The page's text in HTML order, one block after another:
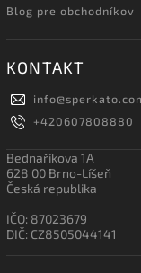
Blog pre obchodníkov
KONTAKT
info@
+420607808880
Bednaříkova 1A
628 00 Brno-Líšeň
Česká republika
IČO: 87023679
DIČ: CZ8505044141